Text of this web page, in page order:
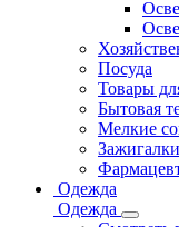
Посуда
Товары
Бытовая
Мелкие
Одежда
Одежда